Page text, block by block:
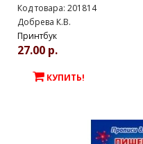
Код товара: 201814
Добрева К.В.
Принтбук
27.00 р.
КУПИТЬ!